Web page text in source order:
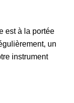
est à la portée
un
instrument